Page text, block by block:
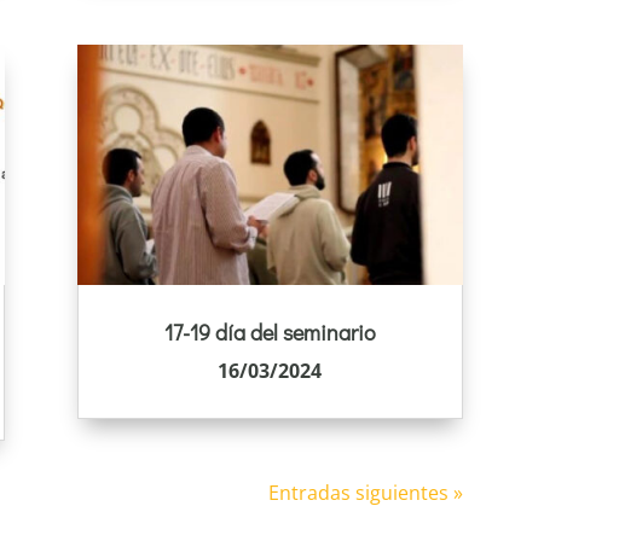
17-19 día del seminario
16/03/2024
Entradas siguientes »